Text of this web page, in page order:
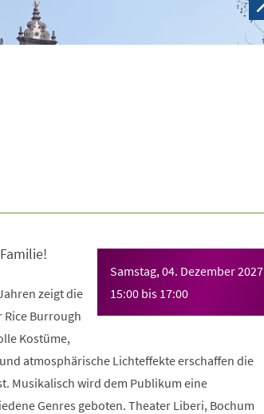
Samstag, 04. Dezember 2027
15:00 bis 17:00
zeigt die
Rice Burrough
Kostüme,
atmosphärische Lichteffekte erschaffen die
Musikalisch wird dem Publikum eine
Genres geboten. Theater Liberi, Bochum